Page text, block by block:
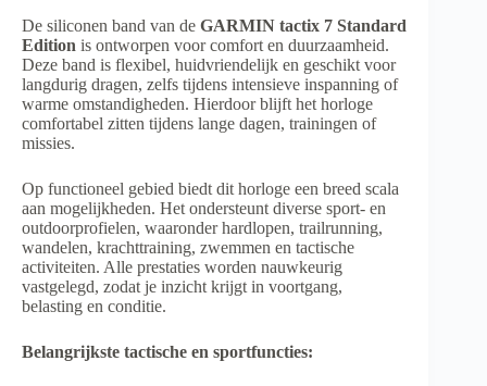
De siliconen band van de GARMIN tactix 7 Standard
Edition is ontworpen voor comfort en duurzaamheid.
Deze band is flexibel, huidvriendelijk en geschikt voor
langdurig dragen, zelfs tijdens intensieve inspanning of
warme omstandigheden. Hierdoor blijft het horloge
comfortabel zitten tijdens lange dagen, trainingen of
missies.
Op functioneel gebied biedt dit horloge een breed scala
aan mogelijkheden. Het ondersteunt diverse sport- en
outdoorprofielen, waaronder hardlopen, trailrunning,
wandelen, krachttraining, zwemmen en tactische
activiteiten. Alle prestaties worden nauwkeurig
vastgelegd, zodat je inzicht krijgt in voortgang,
belasting en conditie.
Belangrijkste tactische en sportfuncties: